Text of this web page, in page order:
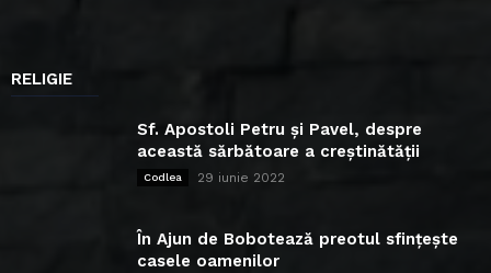
RELIGIE
Sf. Apostoli Petru și Pavel, despre
această sărbătoare a creștinătății
Codlea 29 iunie 2022
În Ajun de Bobotează preotul sfințește
casele oamenilor